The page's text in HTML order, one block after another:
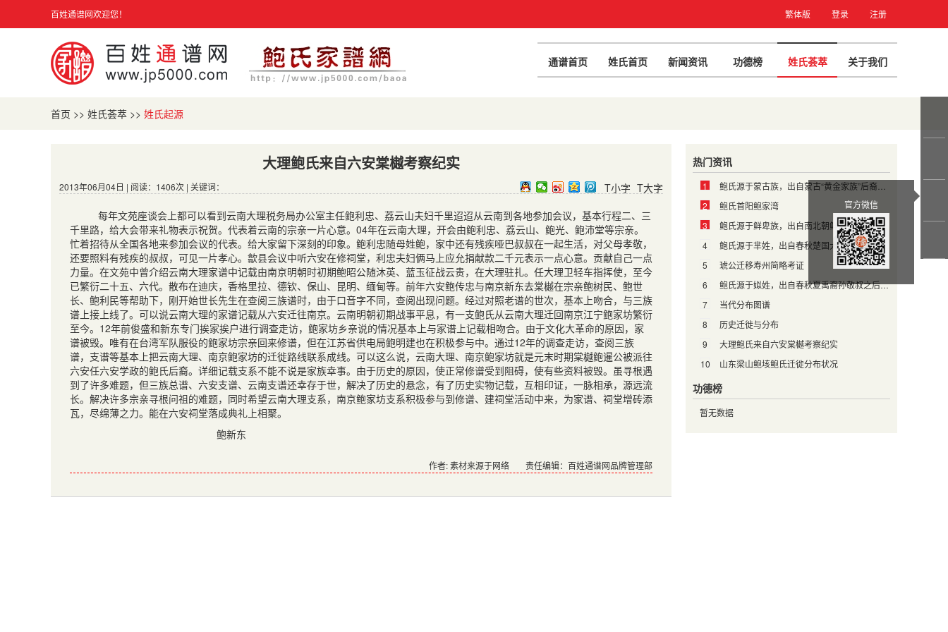
百姓通谱网欢迎您！ 繁体版 登录 注册
通谱首页 姓氏首页 新闻资讯 功德榜 姓氏荟萃 关于我们
首页 >> 姓氏荟萃 >> 姓氏起源
热门资讯
1
鲍氏源于蒙古族，出自蒙古“黄金家族”后裔，属汉化改姓为氏
2
鲍氏首阳鲍家湾
3
鲍氏源于鲜卑族，出自南北朝鲜卑拓拔部，属汉化改姓为氏
4
鲍氏源于芈姓，出自春秋楚国大夫申鮑胥，属以先祖名字为氏
5
琥公迁移寿州简略考证
6
鲍氏源于姒姓，出自春秋夏禹裔孙敬叔之后，以邑(国)名为氏
7
当代分布图谱
8
历史迁徙与分布
9
大理鲍氏来自六安棠樾考察纪实
10
山东梁山鲍垓鲍氏迁徙分布状况
功德榜
暂无数据
大理鲍氏来自六安棠樾考察纪实
2013年06月04日 | 阅读：1406次 | 关键词： T小字 T大字
每年文苑座谈会上都可以看到云南大理税务局办公室主任鲍利忠、荔云山夫妇千里迢迢从云南到各地参加会议，基本行程二、三
千里路，给大会带来礼物表示祝贺。代表着云南的宗亲一片心意。04年在云南大理，开会由鲍利忠、荔云山、鲍光、鲍沛堂等宗亲。
忙着招待从全国各地来参加会议的代表。给大家留下深刻的印象。鲍利忠随母姓鲍，家中还有残疾哑巴叔叔在一起生活，对父母孝敬，
还要照料有残疾的叔叔，可见一片孝心。歙县会议中听六安在修祠堂，利忠夫妇俩马上应允捐献款二千元表示一点心意。贡献自己一点
力量。在文苑中曾介绍云南大理家谱中记载由南京明朝时初期鲍昭公随沐英、蓝玉征战云贵，在大理驻扎。任大理卫轻车指挥使，至今
已繁衍二十五、六代。散布在迪庆，香格里拉、德钦、保山、昆明、缅甸等。前年六安鲍传忠与南京新东去棠樾在宗亲鲍树民、鲍世
长、鲍利民等帮助下，刚开始世长先生在查阅三族谱时，由于口音字不同，查阅出现问题。经过对照老谱的世次，基本上吻合，与三族
谱上接上线了。可以说云南大理的家谱记载从六安迁往南京。云南明朝初期战事平息，有一支鲍氏从云南大理迁回南京江宁鲍家坊繁衍
至今。12年前俊盛和新东专门挨家挨户进行调查走访，鲍家坊乡亲说的情况基本上与家谱上记载相吻合。由于文化大革命的原因，家
谱被毁。唯有在台湾军队服役的鲍家坊宗亲回来修谱，但在江苏省供电局鲍明建也在积极参与中。通过12年的调查走访，查阅三族
谱，支谱等基本上把云南大理、南京鲍家坊的迁徙路线联系成线。可以这么说，云南大理、南京鲍家坊就是元末时期棠樾鲍暹公被派往
六安任六安学政的鲍氏后裔。详细记载支系不能不说是家族幸事。由于历史的原因，使正常修谱受到阻碍，使有些资料被毁。虽寻根遇
到了许多难题，但三族总谱、六安支谱、云南支谱还幸存于世，解决了历史的悬念，有了历史实物记载，互相印证，一脉相承，源远流
长。解决许多宗亲寻根问祖的难题，同时希望云南大理支系，南京鲍家坊支系积极参与到修谱、建祠堂活动中来，为家谱、祠堂增砖添
瓦，尽绵薄之力。能在六安祠堂落成典礼上相聚。
鲍新东
作者: 素材来源于网络 责任编辑：百姓通谱网品牌管理部
官方微信